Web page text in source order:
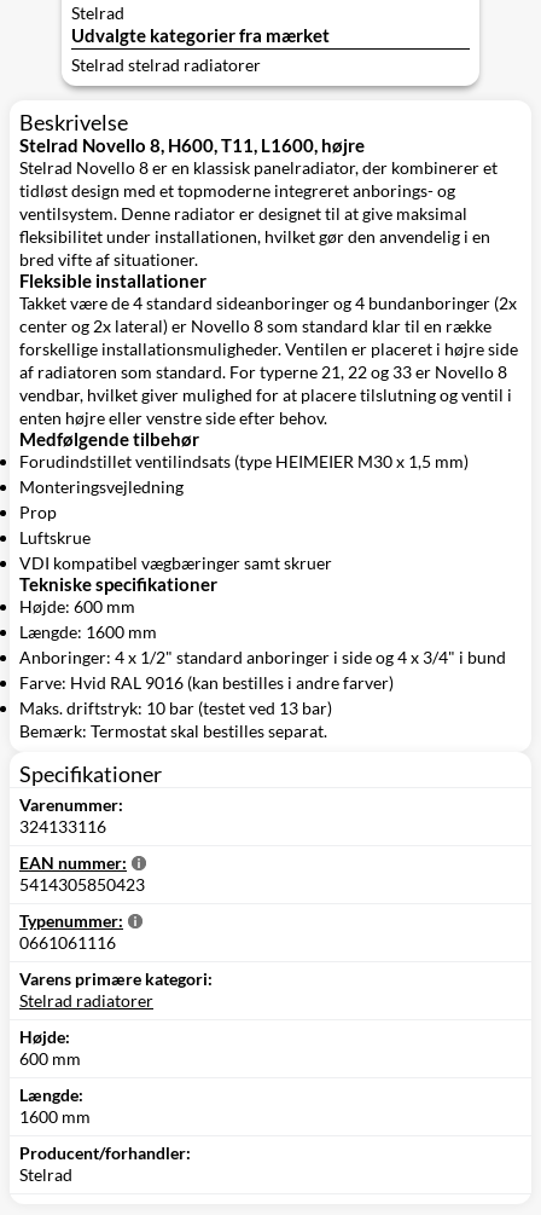
Stelrad
Udvalgte kategorier fra mærket
Stelrad stelrad radiatorer
Beskrivelse
Stelrad Novello 8, H600, T11, L1600, højre
Stelrad Novello 8 er en klassisk panelradiator, der kombinerer et
tidløst design med et topmoderne integreret anborings- og
ventilsystem. Denne radiator er designet til at give maksimal
fleksibilitet under installationen, hvilket gør den anvendelig i en
bred vifte af situationer.
Fleksible installationer
Takket være de 4 standard sideanboringer og 4 bundanboringer (2x
center og 2x lateral) er Novello 8 som standard klar til en række
forskellige installationsmuligheder. Ventilen er placeret i højre side
af radiatoren som standard. For typerne 21, 22 og 33 er Novello 8
vendbar, hvilket giver mulighed for at placere tilslutning og ventil i
enten højre eller venstre side efter behov.
Medfølgende tilbehør
Forudindstillet ventilindsats (type HEIMEIER M30 x 1,5 mm)
Monteringsvejledning
Prop
Luftskrue
VDI kompatibel vægbæringer samt skruer
Tekniske specifikationer
Højde: 600 mm
Længde: 1600 mm
Anboringer: 4 x 1/2" standard anboringer i side og 4 x 3/4" i bund
Farve: Hvid RAL 9016 (kan bestilles i andre farver)
Maks. driftstryk: 10 bar (testet ved 13 bar)
Bemærk: Termostat skal bestilles separat.
Specifikationer
Varenummer:
324133116
EAN nummer:
5414305850423
Typenummer:
0661061116
Varens primære kategori:
Stelrad radiatorer
Højde:
600 mm
Længde:
1600 mm
Producent/forhandler:
Stelrad